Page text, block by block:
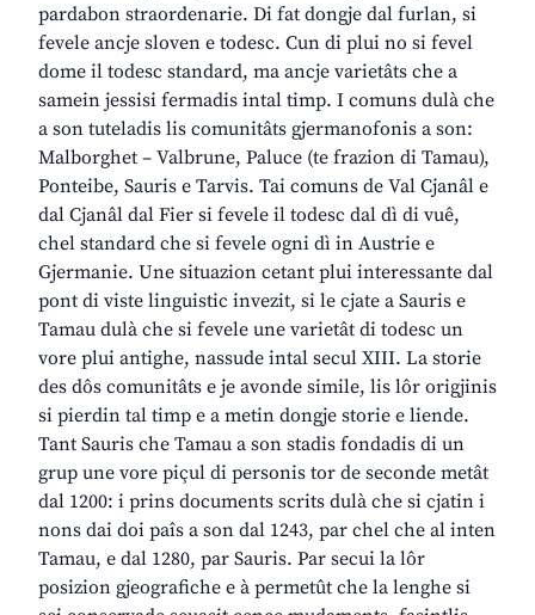
pardabon straordenarie. Di fat dongje dal furlan, si
fevele ancje sloven e todesc. Cun di plui no si fevel
dome il todesc standard, ma ancje varietâts che a
samein jessisi fermadis intal timp. I comuns dulà che
a son tuteladis lis comunitâts gjermanofonis a son:
Malborghet – Valbrune, Paluce (te frazion di Tamau),
Ponteibe, Sauris e Tarvis. Tai comuns de Val Cjanâl e
dal Cjanâl dal Fier si fevele il todesc dal dì di vuê,
chel standard che si fevele ogni dì in Austrie e
Gjermanie. Une situazion cetant plui interessante dal
pont di viste linguistic invezit, si le cjate a Sauris e
Tamau dulà che si fevele une varietât di todesc un
vore plui antighe, nassude intal secul XIII. La storie
des dôs comunitâts e je avonde simile, lis lôr origjinis
si pierdin tal timp e a metin dongje storie e liende.
Tant Sauris che Tamau a son stadis fondadis di un
grup une vore piçul di personis tor de seconde metât
dal 1200: i prins documents scrits dulà che si cjatin i
nons dai doi paîs a son dal 1243, par chel che al inten
Tamau, e dal 1280, par Sauris. Par secui la lôr
posizion gjeografiche e à permetût che la lenghe si